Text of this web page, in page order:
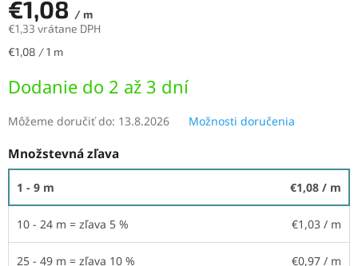
€1,08 / m
€1,33 vrátane DPH
Jednotková
€1,08 / 1 m
Dodanie do 2 až 3 dní
Môžeme doručiť do: 13.8.2026 Možnosti doručenia
Množstevná zľava
1 - 9 m €1,08 / m
10 - 24 m = zľava 5 % €1,03 / m
25 - 49 m = zľava 10 % €0,97 / m